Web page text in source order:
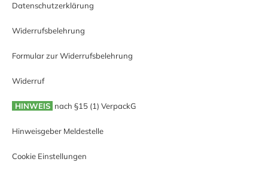
Datenschutzerklärung
Widerrufsbelehrung
Formular zur Widerrufsbelehrung
Widerruf
HINWEIS nach §15 (1) VerpackG
Hinweisgeber Meldestelle
Cookie Einstellungen